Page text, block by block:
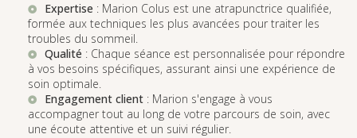
Expertise : Marion Colus est une atrapunctrice qualifiée,
formée aux techniques les plus avancées pour traiter les
troubles du sommeil.
Qualité : Chaque séance est personnalisée pour répondre
à vos besoins spécifiques, assurant ainsi une expérience de
soin optimale.
Engagement client : Marion s'engage à vous
accompagner tout au long de votre parcours de soin, avec
une écoute attentive et un suivi régulier.